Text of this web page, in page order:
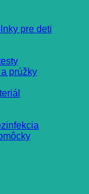
pre deti
prúžky